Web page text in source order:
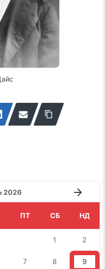
2026
ПТ СБ НД
1 2
7 8 9